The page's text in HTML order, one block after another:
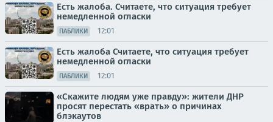
Есть жалоба. Считаете, что ситуация требует
немедленной огласки
ПАБЛИКИ 12:01
Есть жалоба Считаете, что ситуация требует
немедленной огласки
ПАБЛИКИ 12:01
«Скажите людям уже правду»: жители ДНР
просят перестать «врать» о причинах
блэкаутов